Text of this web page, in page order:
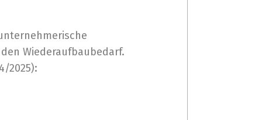
Wiederaufbaubedarf.
2025):